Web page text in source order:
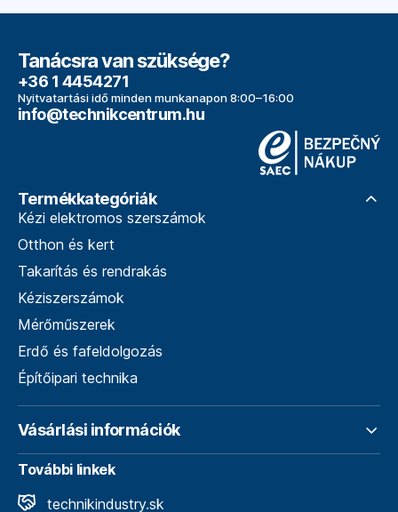
Tanácsra van szüksége?
+36 1 4454271
Nyitvatartási idő minden munkanapon 8:00–16:00
info@technikcentrum.hu
Termékkategóriák
Kézi elektromos szerszámok
Otthon és kert
Takarítás és rendrakás
Kéziszerszámok
Mérőműszerek
Erdő és fafeldolgozás
Építőipari technika
Vásárlási információk
További linkek
technikindustry.sk